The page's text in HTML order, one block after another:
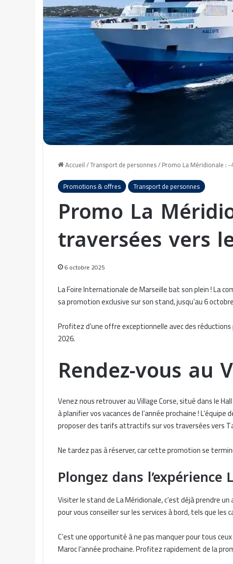
Accueil/Transport de personnes/Promo La Méridionale :
Promotions & offres
Transport de personnes
Promo La
traversées vers
6 octobre 2025
La Foire Internationale de Marseille bat son plein ! La
sa promotion exclusive sur son stand, jusqu’au 6
Profitez d’une offre exceptionnelle avec des
2026.
Rendez-vous au
Venez nous retrouver au Village Corse, situé dans le
à planifier vos vacances de l’année prochaine !
proposer des tarifs attractifs sur vos traversées vers
Ne tardez pas à réserver, car cette promotion se
Plongez dans
Visiter le stand de La Méridionale, c’est déjà prendre
pour vous conseiller sur les services à bord, tels que
C’est une opportunité à ne pas manquer pour tous
Maroc l’année prochaine. Profitez rapidement de la